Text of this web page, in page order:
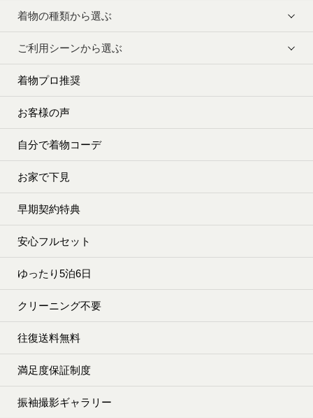
着物の種類から選ぶ
ご利用シーンから選ぶ
着物プロ推奨
お客様の声
自分で着物コーデ
お家で下見
早期契約特典
安心フルセット
ゆったり5泊6日
クリーニング不要
往復送料無料
満足度保証制度
振袖撮影ギャラリー